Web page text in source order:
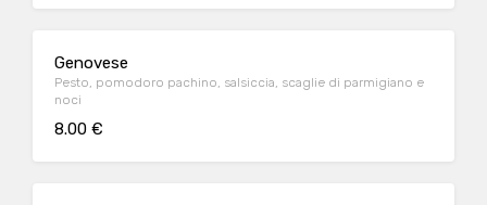
Genovese
Pesto, pomodoro pachino, salsiccia, scaglie di parmigiano e
noci
8.00 €